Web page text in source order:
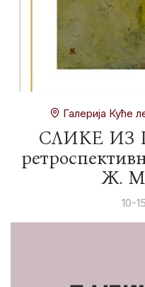
Галерија Куће
СЛИКЕ ИЗ
Ж.
10-